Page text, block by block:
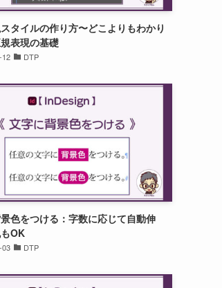
タイルの作り方〜どこよりもわかり
表現の基礎
12 DTP
色をつける：字数に応じて自動伸
OK
03 DTP